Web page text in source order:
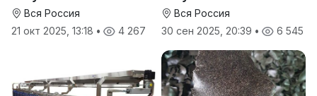
Вся Россия
21 окт 2025, 13:18 • 4 267
Вся Россия
30 сен 2025, 20:39 • 6 545